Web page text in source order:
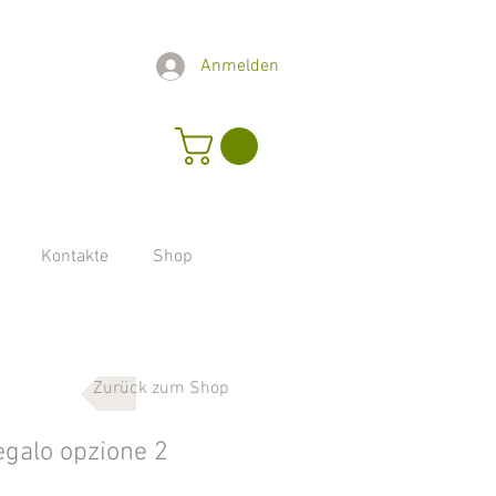
Anmelden
Kontakte Shop
opzione 2
Zurück zum Shop